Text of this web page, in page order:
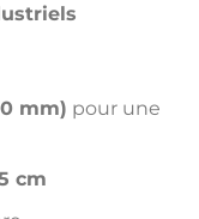
mm) pour une
cm